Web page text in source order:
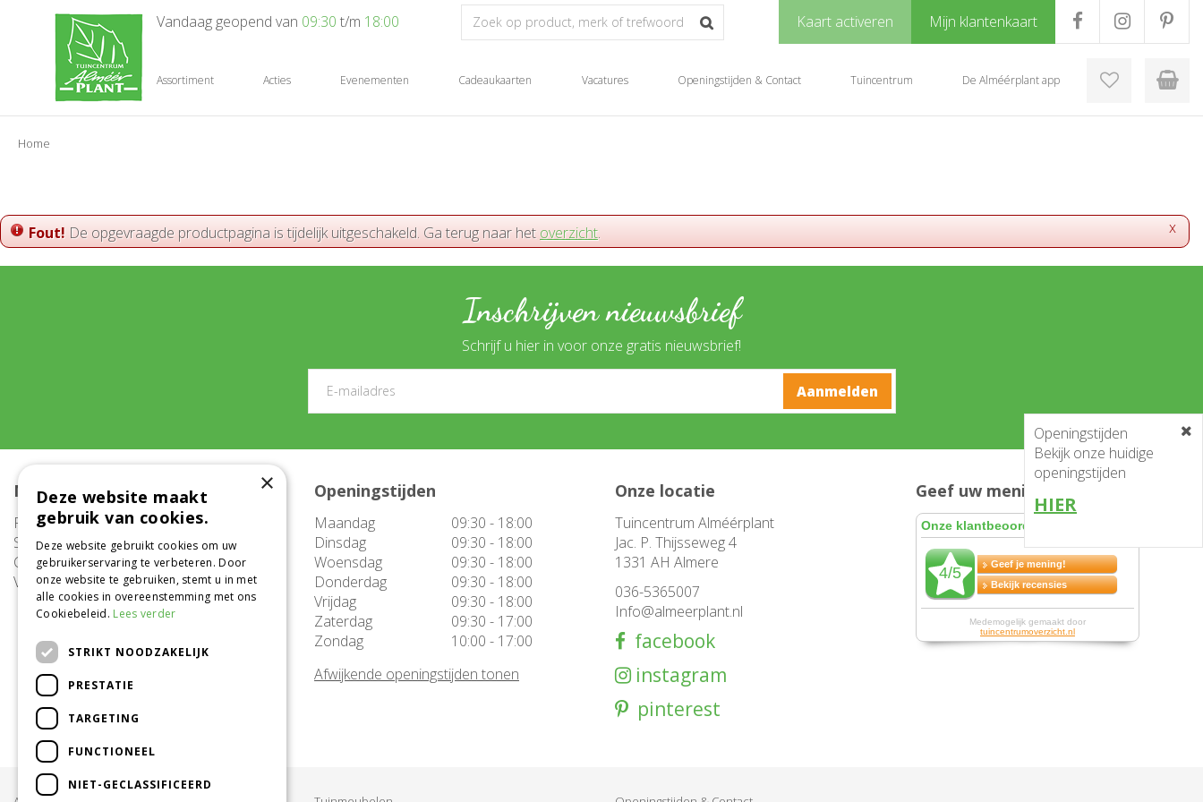
Home
Kaart activeren Mijn klantenkaart
Vandaag geopend van 09:30 t/m 18:00
Assortiment Acties Evenementen Cadeaukaarten Vacatures Openingstijden & Contact Tuincentrum De Alméérplant app
x
Fout! De opgevraagde productpagina is tijdelijk uitgeschakeld. Ga terug naar het overzicht.
Inschrijven nieuwsbrief
Schrijf u hier in voor onze gratis nieuwsbrief!
Meer informatie
FAQ
Service
Contact
Vacatures
Openingstijden
Maandag
09:30 - 18:00
Dinsdag
09:30 - 18:00
Woensdag
09:30 - 18:00
Donderdag
09:30 - 18:00
Vrijdag
09:30 - 18:00
Zaterdag
09:30 - 17:00
Zondag
10:00 - 17:00
Afwijkende openingstijden tonen
Onze locatie
Tuincentrum Alméérplant
Jac. P. Thijsseweg 4
1331 AH Almere
036-5365007
Info@almeerplant.nl
facebook
instagram
pinterest
Geef uw mening en win!
Openingstijden
Bekijk onze huidige
openingstijden
HIER
×
Deze website maakt
gebruik van cookies.
Deze website gebruikt cookies om uw
gebruikerservaring te verbeteren. Door
onze website te gebruiken, stemt u in met
alle cookies in overeenstemming met ons
Cookiebeleid. Lees verder
STRIKT NOODZAKELIJK
PRESTATIE
TARGETING
FUNCTIONEEL
NIET-GECLASSIFICEERD